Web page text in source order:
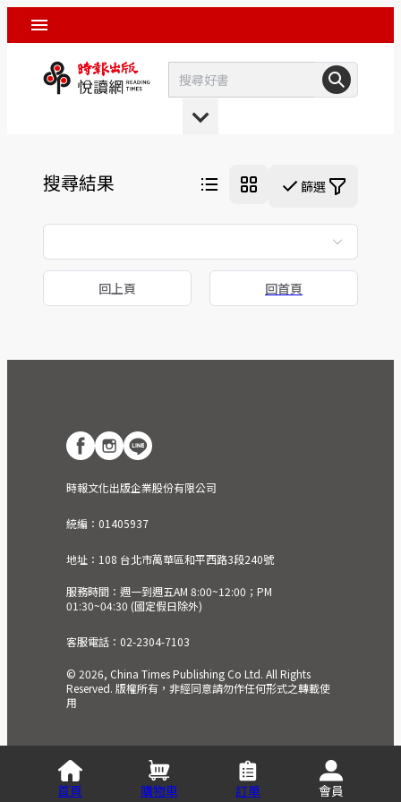
搜尋結果 篩選
回上頁 回首頁
時報文化出版企業股份有限公司
統編：01405937
地址：108 台北市萬華區和平西路3段240號
服務時間：週一到週五AM 8:00~12:00；PM
01:30~04:30 (國定假日除外)
客服電話：02-2304-7103
© 2026, China Times Publishing Co Ltd. All Rights
Reserved. 版權所有，非經同意請勿作任何形式之轉載使
用
首頁 購物車 訂單 會員